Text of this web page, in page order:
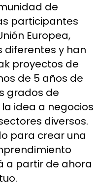
de
participantes
Europea,
diferentes y han
proyectos de
de 5 años de
grados de
idea a negocios
diversos.
para crear una
a partir de ahora